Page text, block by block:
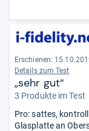
Erschienen:
Details zum Test
„sehr gut“
3 Produkte im Test
Pro: sattes,
Glasplatte an